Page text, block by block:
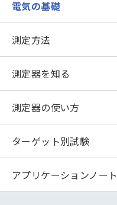
電気の基礎
測定方法
測定器を知る
測定器の使い方
ターゲット別試験
アプリケーションノート